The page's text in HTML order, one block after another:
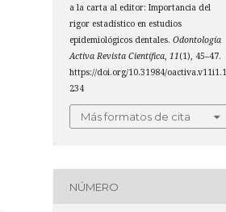
a la carta al editor: Importancia del
rigor estadístico en estudios
epidemiológicos dentales.Odontología
Activa Revista Científica 11(1), 45–47.
https://doi.org/10.31984/
234
Más formatos de cita
NÚMERO